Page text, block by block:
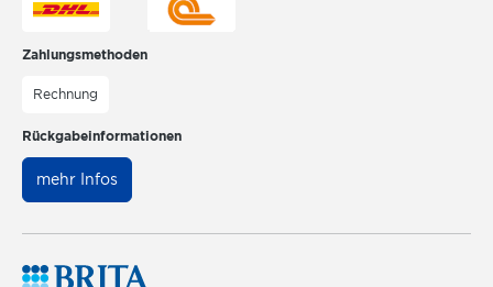
Zahlungsmethoden
Rechnung
Rückgabeinformationen
mehr Infos